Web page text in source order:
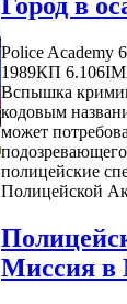
Город в
Police Academy
1989КП 6.106
Вспышка
кодовым
может
полицейские
Полицейской
Миссия в